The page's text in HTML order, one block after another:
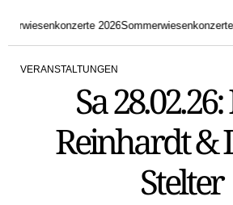
2026Sommerwiesenkonzerte
POSTED
VERANSTALTUNGEN
Sa
Reinhardt &
Stelter